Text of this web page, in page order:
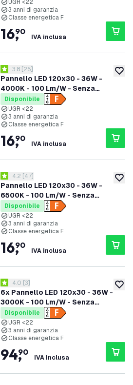
UGR <22
3 anni di garanzia
Classe energetica F
16,
90
IVA inclusa
Pannello LED 120x30 - 36W -
4000K - 100 Lm/W - Senza
sfarfallio - UGR <22 - 3 anni di
garanzia
apri il cassetto delle recensioni
3.8 stelle di valutazione
3.8 [25]
Disponibile
UGR <22
3 anni di garanzia
Classe energetica F
16,
90
IVA inclusa
Pannello LED 120x30 - 36W -
6500K - 100 Lm/W - Senza
sfarfallio - UGR <22 - 3 anni di
garanzia
apri il cassetto delle recensioni
4.2 stelle di valutazione
4.2 [47]
Disponibile
UGR <22
3 anni di garanzia
Classe energetica F
16,
90
IVA inclusa
6x Pannello LED 120x30 - 36W -
3000K - 100 Lm/W - Senza
sfarfallio - UGR <22 - 3 anni di
garanzia
apri il cassetto delle recensioni
4 stelle di valutazione
4.0 [3]
Disponibile
UGR <22
3 anni di garanzia
Classe energetica F
94,
90
IVA inclusa